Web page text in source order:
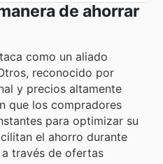
de ahorrar
como un aliado
reconocido por
y precios altamente
que los compradores
para optimizar su
el ahorro durante
través de ofertas